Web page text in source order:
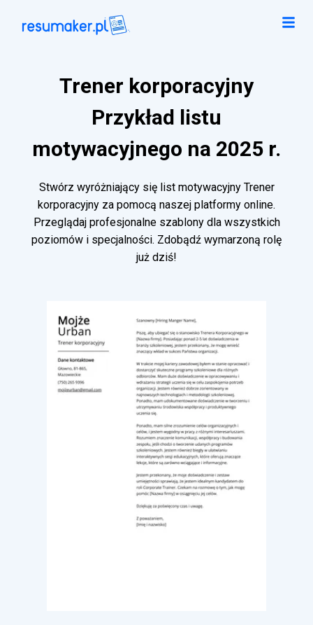
Trener korporacyjny
Przykład listu
motywacyjnego na 2025 r.
Stwórz wyróżniający się list motywacyjny Trener
korporacyjny za pomocą naszej platformy online.
Przeglądaj profesjonalne szablony dla wszystkich
poziomów i specjalności. Zdobądź wymarzoną rolę
już dziś!